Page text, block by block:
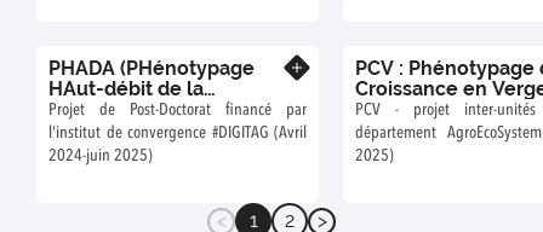
PHADA (PHénotypage
HAut-débit de la
Diversité génétique des
Arbres fruitiers )
Projet de Post-Doctorat financé par
l'institut de convergence #DIGITAG (Avril
2024-juin 2025)
PCV : Phénotypage
Croissance en
PCV - projet inter-
département AgroEcoSystem
2025)
1 2